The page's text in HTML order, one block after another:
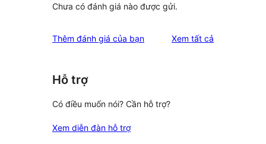
Chưa có đánh giá nào được gửi.
Thêm đánh giá của bạn Xem tất cả
Hỗ trợ
Có điều muốn nói? Cần hỗ trợ?
Xem diễn đàn hỗ trợ